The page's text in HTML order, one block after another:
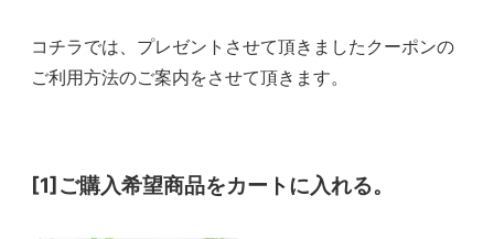
コチラでは、プレゼントさせて頂きましたクーポンの
ご利用方法のご案内をさせて頂きます。
[1]ご購入希望商品をカートに入れる。